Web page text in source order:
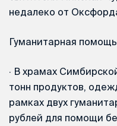
недалеко от
Гуманитарная помощь
· В храмах
тонн продуктов,
рамках двух
рублей для помощи